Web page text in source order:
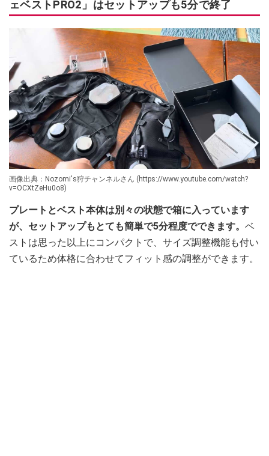
ェベストPRO2」はセットアップも5分で終了
画像出典：Nozomi's狩チャンネルさん (https://www.youtube.com/watch?
v=OCXtZeHu0o8)
プレートとベスト本体は別々の状態で箱に入っています
が、セットアップもとても簡単で5分程度でできます。 ベ
ストは思った以上にコンパクトで、サイズ調整機能も付い
ているため体格に合わせてフィット感の調整ができます。